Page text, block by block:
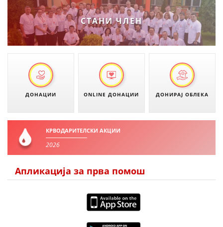
УПОТРЕБА И ЗАШТИТА НА АМБЛЕМОТ
СОЦИЈАЛНО ХУМАНИТАРНА ДЕЈНОСТ
ПОДГОТВЕНОСТ И ДЕЈСТВО ПРИ КАТАСТРОФИ
ДОГОВОРИ
ЗНАЧЕЊЕ НА СЛУЖБАТА ЗА БАРАЊЕ
СТАНИ ЧЛЕН
ДОНАЦИИ ONLINE ДОНАЦИИ ДОНИРАЈ ОБЛЕКА
КРВОДАРИТЕЛСКИ АКЦИИ
2026
Апликација за прва помош